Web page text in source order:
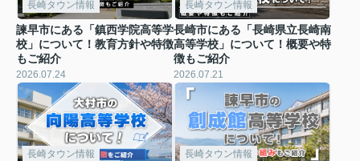
長崎タウン情報
諫早市にある「鎮西学院高等学
校」について！教育方針や特徴
もご紹介
2026.07.24
長崎タウン情報
長崎市にある「長崎県立長崎南
高等学校」について！概要や特
徴もご紹介
2026.07.21
長崎タウン情報 長崎タウン情報